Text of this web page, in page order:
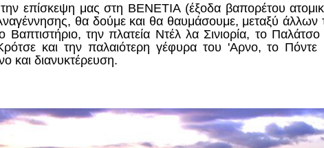
επίσκεψη μας στη ΒΕΝΕΤΙΑ (έξοδα βαπορέτου
θα δούμε και θα θαυμάσουμε, μεταξύ άλλων
την πλατεία Ντέλ λα Σινιορία, το
και την παλαιότερη γέφυρα του 'Αρνο, το Πόντε
και διανυκτέρευση.